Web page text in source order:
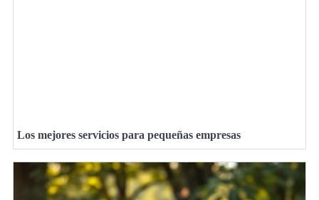
Los mejores servicios para pequeñas empresas